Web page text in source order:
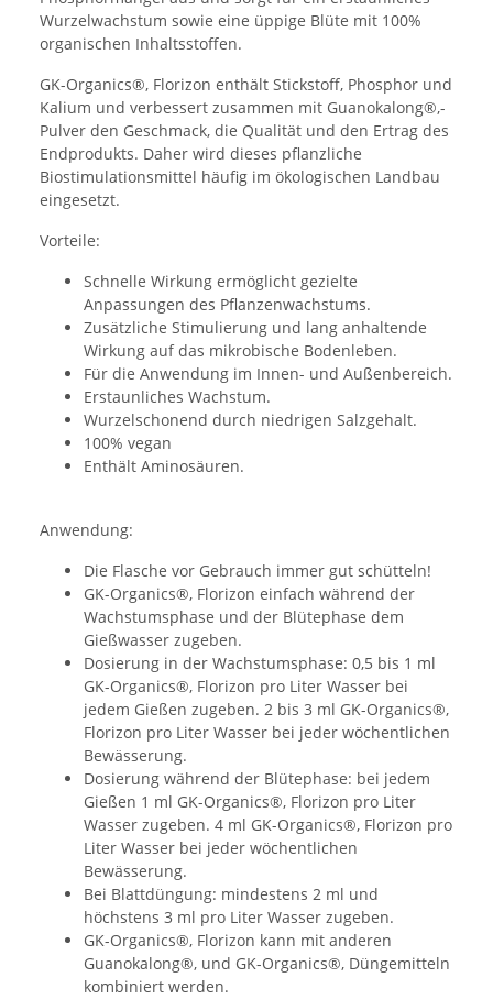
Wurzelwachstum sowie eine üppige Blüte mit 100%
organischen Inhaltsstoffen.
GK-Organics®, Florizon enthält Stickstoff, Phosphor und
Kalium und verbessert zusammen mit Guanokalong®,-
Pulver den Geschmack, die Qualität und den Ertrag des
Endprodukts. Daher wird dieses pflanzliche
Biostimulationsmittel häufig im ökologischen Landbau
eingesetzt.
Vorteile:
Schnelle Wirkung ermöglicht gezielte
Anpassungen des Pflanzenwachstums.
Zusätzliche Stimulierung und lang anhaltende
Wirkung auf das mikrobische Bodenleben.
Für die Anwendung im Innen- und Außenbereich.
Erstaunliches Wachstum.
Wurzelschonend durch niedrigen Salzgehalt.
100% vegan
Enthält Aminosäuren.
Anwendung:
Die Flasche vor Gebrauch immer gut schütteln!
GK-Organics®, Florizon einfach während der
Wachstumsphase und der Blütephase dem
Gießwasser zugeben.
Dosierung in der Wachstumsphase: 0,5 bis 1 ml
GK-Organics®, Florizon pro Liter Wasser bei
jedem Gießen zugeben. 2 bis 3 ml GK-Organics®,
Florizon pro Liter Wasser bei jeder wöchentlichen
Bewässerung.
Dosierung während der Blütephase: bei jedem
Gießen 1 ml GK-Organics®, Florizon pro Liter
Wasser zugeben. 4 ml GK-Organics®, Florizon pro
Liter Wasser bei jeder wöchentlichen
Bewässerung.
Bei Blattdüngung: mindestens 2 ml und
höchstens 3 ml pro Liter Wasser zugeben.
GK-Organics®, Florizon kann mit anderen
Guanokalong®, und GK-Organics®, Düngemitteln
kombiniert werden.